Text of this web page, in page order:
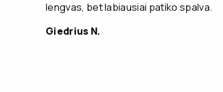
lengvas, bet labiausiai patiko spalva.
Giedrius N.